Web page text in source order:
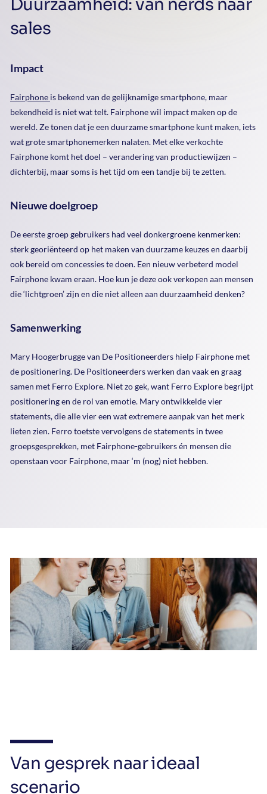
Duurzaamheid: van nerds naar
sales
Impact
Fairphone is bekend van de gelijknamige smartphone, maar
bekendheid is niet wat telt. Fairphone wil impact maken op de
wereld. Ze tonen dat je een duurzame smartphone kunt maken, iets
wat grote smartphonemerken nalaten. Met elke verkochte
Fairphone komt het doel – verandering van productiewijzen –
dichterbij, maar soms is het tijd om een tandje bij te zetten.
Nieuwe doelgroep
De eerste groep gebruikers had veel donkergroene kenmerken:
sterk georiënteerd op het maken van duurzame keuzes en daarbij
ook bereid om concessies te doen. Een nieuw verbeterd model
Fairphone kwam eraan. Hoe kun je deze ook verkopen aan mensen
die ‘lichtgroen’ zijn en die niet alleen aan duurzaamheid denken?
Samenwerking
Mary Hoogerbrugge van De Positioneerders hielp Fairphone met
de positionering. De Positioneerders werken dan vaak en graag
samen met Ferro Explore. Niet zo gek, want Ferro Explore begrijpt
positionering en de rol van emotie. Mary ontwikkelde vier
statements, die alle vier een wat extremere aanpak van het merk
lieten zien. Ferro toetste vervolgens de statements in twee
groepsgesprekken, met Fairphone-gebruikers én mensen die
openstaan voor Fairphone, maar ‘m (nog) niet hebben.
Van gesprek naar ideaal
scenario